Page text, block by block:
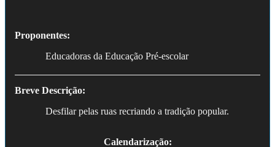
Proponentes:
Educadoras da Educação Pré-escolar
Breve Descrição:
Desfilar pelas ruas recriando a tradição popular.
Calendarização: